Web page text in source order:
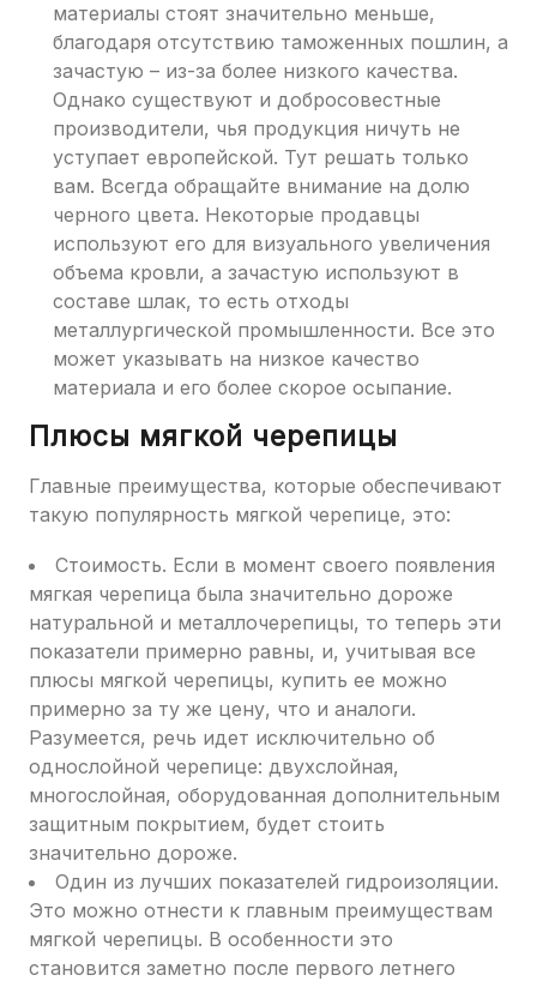
материалы стоят значительно меньше,
благодаря отсутствию таможенных пошлин, а
зачастую – из-за более низкого качества.
Однако существуют и добросовестные
производители, чья продукция ничуть не
уступает европейской. Тут решать только
вам. Всегда обращайте внимание на долю
черного цвета. Некоторые продавцы
используют его для визуального увеличения
объема кровли, а зачастую используют в
составе шлак, то есть отходы
металлургической промышленности. Все это
может указывать на низкое качество
материала и его более скорое осыпание.
Плюсы мягкой черепицы
Главные преимущества, которые обеспечивают
такую популярность мягкой черепице, это:
Стоимость. Если в момент своего появления
мягкая черепица была значительно дороже
натуральной и металлочерепицы, то теперь эти
показатели примерно равны, и, учитывая все
плюсы мягкой черепицы, купить ее можно
примерно за ту же цену, что и аналоги.
Разумеется, речь идет исключительно об
однослойной черепице: двухслойная,
многослойная, оборудованная дополнительным
защитным покрытием, будет стоить
значительно дороже.
Один из лучших показателей гидроизоляции.
Это можно отнести к главным преимуществам
мягкой черепицы. В особенности это
становится заметно после первого летнего